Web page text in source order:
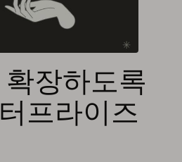
장하도록
프라이즈